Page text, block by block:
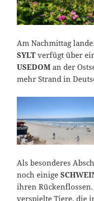
Am Nachmittag
SYLTverfügt über
USEDOMan der
mehr Strand in
Als besonderes
noch einige
ihren
verspielte Tiere, die